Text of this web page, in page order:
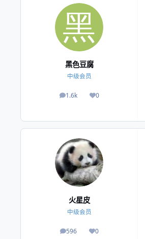
黑色豆腐
中级会员
1.6k
帖子 0
荣誉积分
火星皮
中级会员
596
帖子 0
荣誉积分